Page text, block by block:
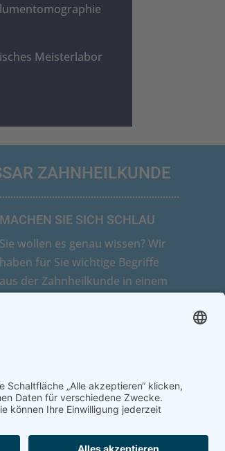
Meisterlabor
ZAHNHEILKUNDE
MACHEN SIE SICH SCHLAU
Sie wollen es genau wissen? Wir
haben für Sie wichtige Begriffe
aus der Zahnheilkunde in einem